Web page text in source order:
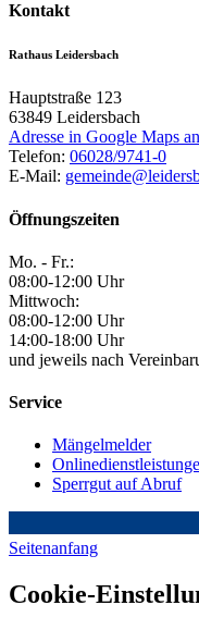
Kontakt
Rathaus Leidersbach
Hauptstraße 123
63849 Leidersbach
Adresse in Google Maps
Telefon: 06028/9741-0
E-Mail:
Öffnungszeiten
Mo. - Fr.:
08:00-12:00 Uhr
Mittwoch:
08:00-12:00 Uhr
14:00-18:00 Uhr
und jeweils nach
Service
Mängelmelder
Sperrgut auf Abruf
Seitenanfang
Cookie-